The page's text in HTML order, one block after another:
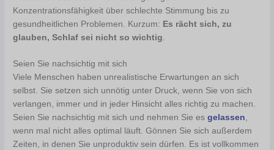
Konzentrationsfähigkeit über schlechte Stimmung bis zu
gesundheitlichen Problemen. Kurzum: Es rächt sich, zu
glauben, Schlaf sei nicht so wichtig
Seien Sie nachsichtig mit sich
Viele Menschen haben unrealistische Erwartungen an sich
selbst. Sie setzen sich unnötig unter Druck, wenn Sie von sich
verlangen, immer und in jeder Hinsicht alles richtig zu machen.
Seien Sie nachsichtig mit sich und nehmen Sie esgelassen,
wenn mal nicht alles optimal läuft. Gönnen Sie sich außerdem
Zeiten, in denen Sie unproduktiv sein dürfen. Es ist vollkommen